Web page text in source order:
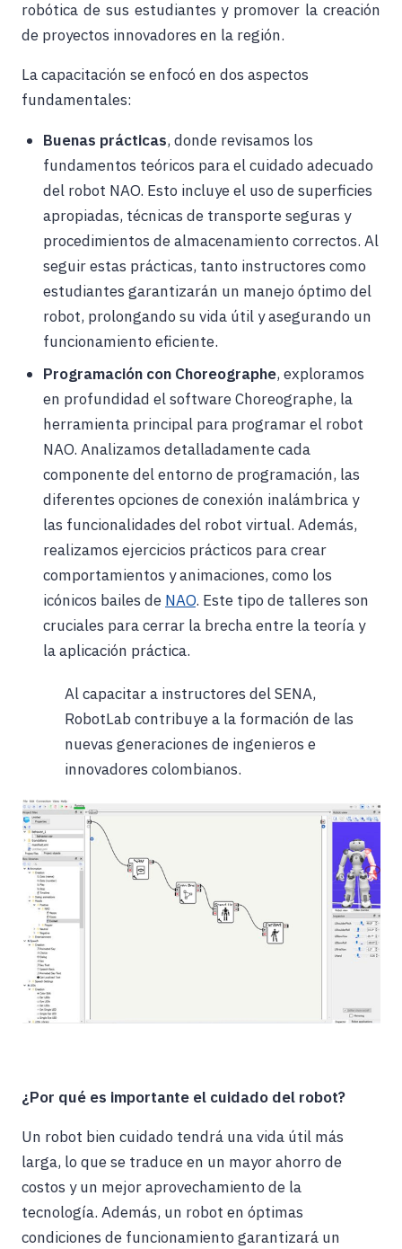
robótica de sus estudiantes y promover la creación
de proyectos innovadores en la región.
La capacitación se enfocó en dos aspectos
fundamentales:
Buenas prácticas, donde revisamos los
fundamentos teóricos para el cuidado adecuado
del robot NAO. Esto incluye el uso de superficies
apropiadas, técnicas de transporte seguras y
procedimientos de almacenamiento correctos. Al
seguir estas prácticas, tanto instructores como
estudiantes garantizarán un manejo óptimo del
robot, prolongando su vida útil y asegurando un
funcionamiento eficiente.
Programación con Choreographe, exploramos
en profundidad el software Choreographe, la
herramienta principal para programar el robot
NAO. Analizamos detalladamente cada
componente del entorno de programación, las
diferentes opciones de conexión inalámbrica y
las funcionalidades del robot virtual. Además,
realizamos ejercicios prácticos para crear
comportamientos y animaciones, como los
icónicos bailes de NAO. Este tipo de talleres son
cruciales para cerrar la brecha entre la teoría y
la aplicación práctica.
Al capacitar a instructores del SENA,
RobotLab contribuye a la formación de las
nuevas generaciones de ingenieros e
innovadores colombianos.
¿Por qué es importante el cuidado del robot?
Un robot bien cuidado tendrá una vida útil más
larga, lo que se traduce en un mayor ahorro de
costos y un mejor aprovechamiento de la
tecnología. Además, un robot en óptimas
condiciones de funcionamiento garantizará un